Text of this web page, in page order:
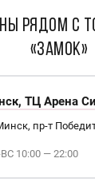
РЯДОМ С
«Замок»
ТЦ Арена
пр-т
10:00 — 22:00